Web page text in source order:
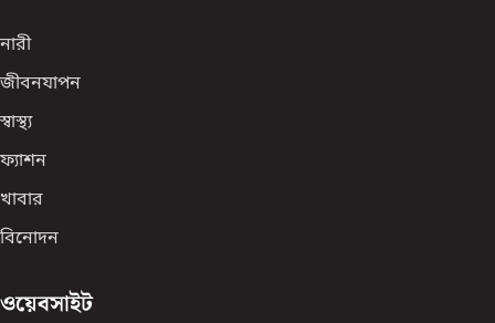
নারী
জীবনযাপন
স্বাস্থ্য
ফ্যাশন
খাবার
বিনোদন
ওয়েবসাইট